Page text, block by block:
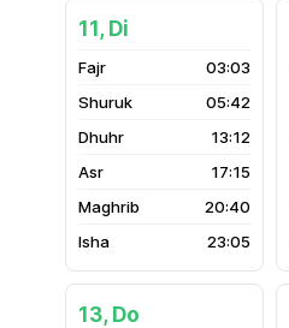
11, Di
03:03
05:42
13:12
17:15
20:40
23:05
13, Do